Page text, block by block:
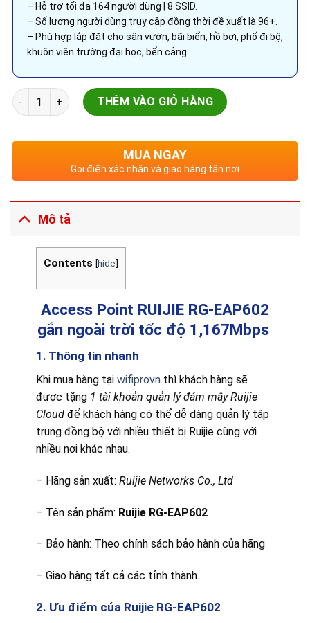
– Hỗ trợ tối đa 164 người dùng | 8 SSID.
– Số lượng người dùng truy cập đồng thời đề xuất là 96+.
– Phù hợp lắp đặt cho sân vườn, bãi biển, hồ bơi, phố đi bộ,
khuôn viên trường đại học, bến cảng…
Access Point gắn ngoài trời | RUIJIE RG-EAP602 | tốc độ
THÊM VÀO GIỎ HÀNG
MUA NGAY
Gọi điện xác nhận và giao hàng tận nơi
Mô tả
Contents [hide]
Access Point RUIJIE RG-EAP602
gắn ngoài trời tốc độ 1,167Mbps
1. Thông tin nhanh
Khi mua hàng tại wifiprovnthì khách hàng sẽ
được tặng1 tài khoản quản lý đám mây Ruijie
Cloudđể khách hàng có thể dễ dàng quản lý tập
trung đồng bộ với nhiều thiết bị Ruijie cùng với
nhiều nơi khác nhau.
– Hãng sản xuất: Ruijie Networks Co., Ltd
– Tên sản phẩm: Ruijie RG-EAP602
– Bảo hành: Theo chính sách bảo hành của hãng
– Giao hàng tất cả các tỉnh thành.
2. Ưu điểm của Ruijie RG-EAP602